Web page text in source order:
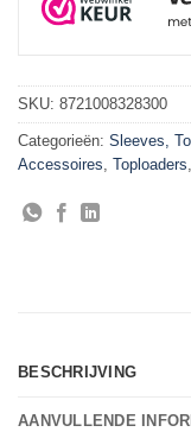
SKU: 8721008328300
Categorieën: Sleeves,
Accessoires Toploaders
BESCHRIJVING
AANVULLENDE